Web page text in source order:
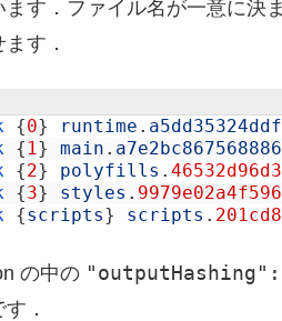
ます．ファイル名が一意に決
す．
{0} runtime .
{ 1} main .
{2} polyfills .
{3} styles .
{scripts} scripts .
の中の
．